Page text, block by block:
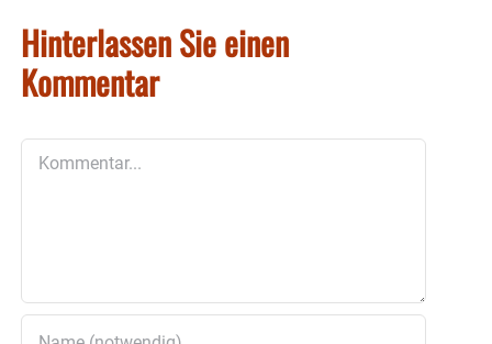
Hinterlassen Sie einen
Kommentar